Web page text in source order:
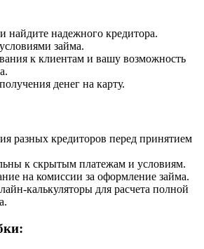
найдите надежного кредитора.
займа.
к клиентам и вашу возможность
денег на карту.
разных кредиторов перед принятием
к скрытым платежам и условиям.
на комиссии за оформление займа.
калькуляторы для расчета полной